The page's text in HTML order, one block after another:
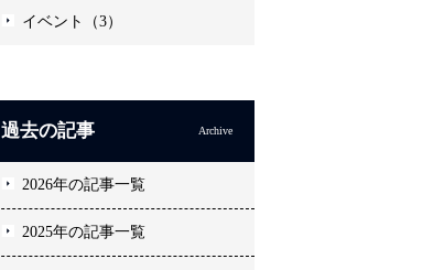
イベント（3）
過去の記事 Archive
2026年の記事一覧
2025年の記事一覧